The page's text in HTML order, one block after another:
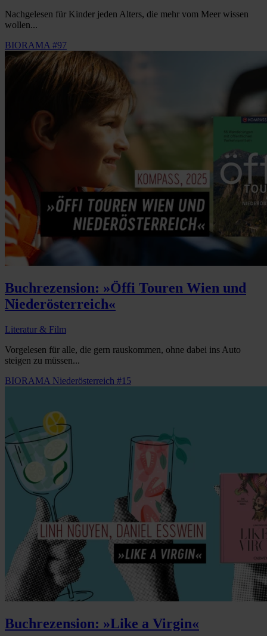
Nachgelesen für Kinder jeden Alters, die mehr vom Meer wissen
wollen...
BIORAMA #97
Buchrezension: »Öffi Touren Wien und
Niederösterreich«
Literatur & Film
Vorgelesen für alle, die gern rauskommen, ohne dabei ins Auto
steigen zu müssen...
BIORAMA Niederösterreich #15
Buchrezension: »Like a Virgin«